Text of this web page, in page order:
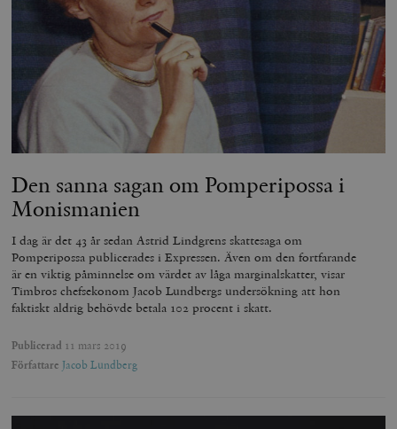
Den sanna sagan om Pomperipossa i
Monismanien
I dag är det 43 år sedan Astrid Lindgrens skattesaga om
Pomperipossa publicerades i Expressen. Även om den fortfarande
är en viktig påminnelse om värdet av låga marginalskatter, visar
Timbros chefsekonom Jacob Lundbergs undersökning att hon
faktiskt aldrig behövde betala 102 procent i skatt.
Publicerad 11 mars 2019
Författare Jacob Lundberg